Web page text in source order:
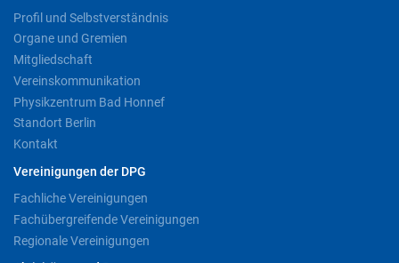
Profil und Selbstverständnis
Organe und Gremien
Mitgliedschaft
Vereinskommunikation
Physikzentrum Bad Honnef
Standort Berlin
Kontakt
Vereinigungen der DPG
Fachliche Vereinigungen
Fachübergreifende Vereinigungen
Regionale Vereinigungen